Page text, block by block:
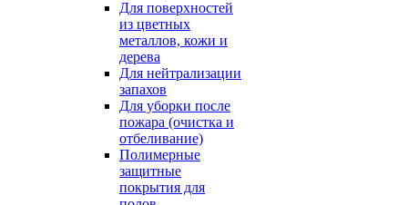
Для поверхностей
из цветных
металлов, кожи и
дерева
Для нейтрализации
запахов
Для уборки после
пожара (очистка и
отбеливание)
Полимерные
защитные
покрытия для